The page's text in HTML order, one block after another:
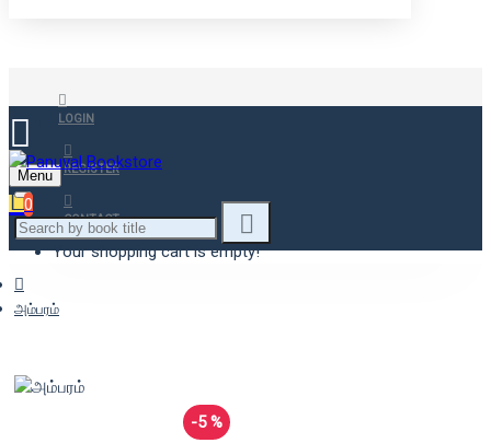
LOGIN
REGISTER
CONTACT
Menu
0
Your shopping cart is empty!
அம்பரம்
-5 %